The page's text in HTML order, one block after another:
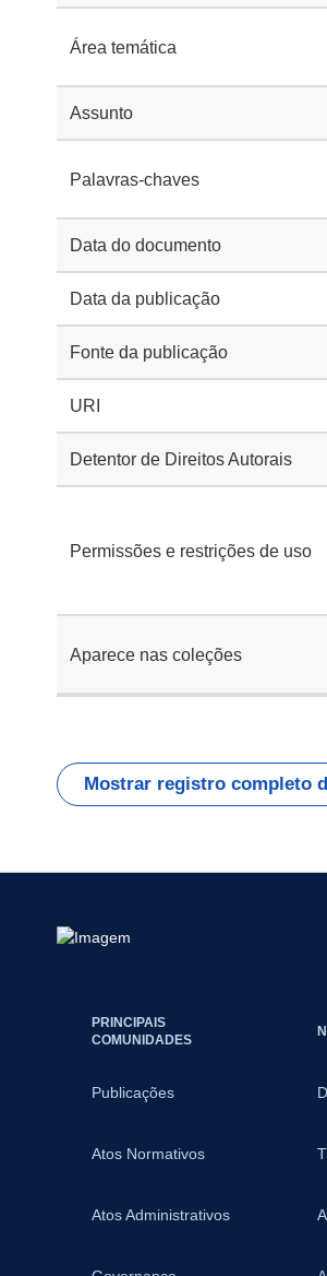
Área temática
Assunto
Palavras-chaves
Data do documento
Data da publicação
Fonte da publicação
URI
Detentor de Direitos Autorais
Permissões e restrições de uso
Aparece nas coleções
Mostrar registro completo
PRINCIPAIS
COMUNIDADES
Publicações
Atos Normativos
Atos Administrativos